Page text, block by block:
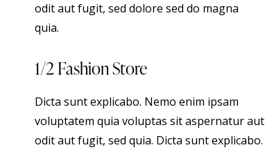
odit aut fugit, sed dolore sed do magna
quia.
1/2 Fashion Store
Dicta sunt explicabo. Nemo enim ipsam
voluptatem quia voluptas sit aspernatur aut
odit aut fugit, sed quia. Dicta sunt explicabo.